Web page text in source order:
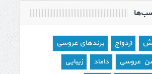
ازدواج
برندهای عروسی
عروسی
داماد
زیبایی